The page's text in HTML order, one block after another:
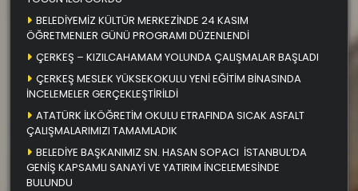
BELEDİYEMİZ KÜLTÜR MERKEZİNDE 24 KASIM
ÖĞRETMENLER GÜNÜ PROGRAMI DÜZENLENDİ
ÇERKEŞ – KIZILCAHAMAM YOLUNDA ÇALIŞMALAR BAŞLADI
ÇERKEŞ MESLEK YÜKSEKOKULU YENİ EĞİTİM BİNASINDA
İNCELEMELER GERÇEKLEŞTİRİLDİ
ATATÜRK İLKÖĞRETİM OKULU ETRAFINDA SICAK ASFALT
ÇALIŞMALARIMIZI TAMAMLADIK
BELEDİYE BAŞKANIMIZ SN. HASAN SOPACI İSTANBUL’DA
GENİŞ KAPSAMLI SANAYİ VE YATIRIM İNCELEMESİNDE
BULUNDU